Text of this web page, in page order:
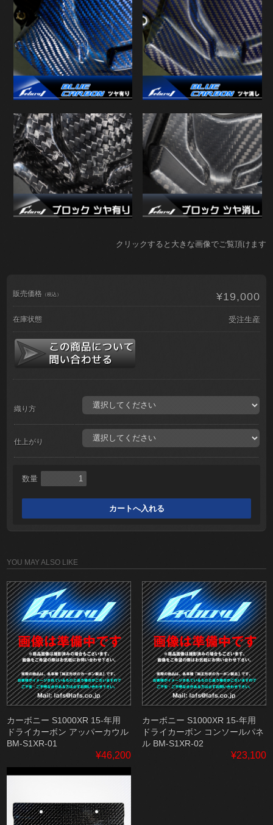
クリックすると大きな画像でご覧頂けます
販売価格 （税込） ¥19,000
在庫状態 受注生産
織り方
仕上がり
数量
YOU MAY ALSO LIKE
カーボニー S1000XR 15-年用
ドライカーボン アッパーカウル
BM-S1XR-01
¥46,200
カーボニー S1000XR 15-年用
ドライカーボン コンソールパネ
ル BM-S1XR-02
¥23,100